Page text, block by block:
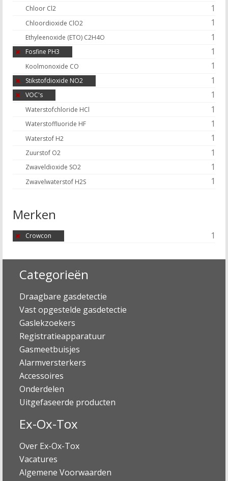
Chloor Cl2 1
Chloordioxide ClO2 1
Ethyleenoxide (ETO) C2H4O 1
Fosfine PH3 1
Koolmonoxide CO 1
Stikstofdioxide NO2 1
VOC's 1
Waterstofchloride HCl 1
Waterstoffluoride HF 1
Waterstof H2 1
Zuurstof O2 1
Zwaveldioxide SO2 1
Zwavelwaterstof H2S 1
Merken
Crowcon 1
Categorieën
Draagbare gasdetectie
Vast opgestelde gasdetectie
Gaslekzoekers
Registratieapparatuur
Gasmeetbuisjes
Alarmversterkers
Accessoires
Onderdelen
Uitgefaseerde producten
Ex-Ox-Tox
Over Ex-Ox-Tox
Vacatures
Algemene Voorwaarden